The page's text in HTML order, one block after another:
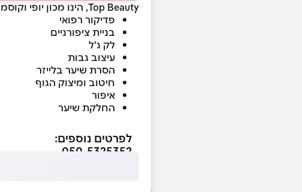
Top Beauty, הינו מכון יופי וקוסמטיקה עם מגוון רחב של טיפולים וביניהם:
פדיקור רפואי
בניית ציפורניים
לק ג'ל
עיצוב גבות
הסרת שיער בלייזר
חיטוב ומיצוק הגוף
איפור
החלקת שיער
לפרטים נוספים: